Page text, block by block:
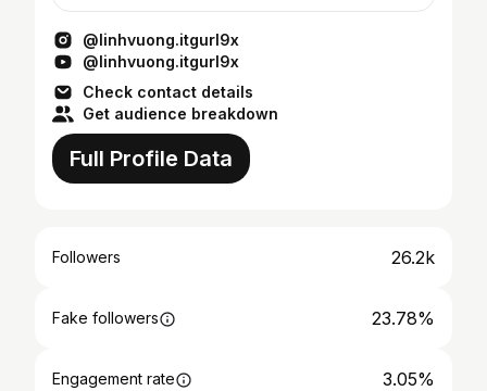
@linhvuong.itgurl9x
@linhvuong.itgurl9x
Check contact details
Get audience breakdown
Full Profile Data
Followers 26.2k
Fake followers 23.78%
Engagement rate 3.05%